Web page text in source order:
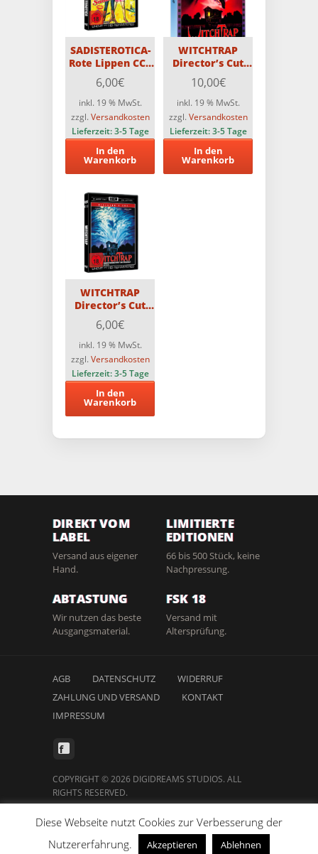
SADISTEROTICA-
Rote Lippen CCC
DVD
6,00€
inkl. 19 % MwSt.
zzgl. Versandkosten
Lieferzeit:3-5 Tage
In den
Warenkorb
WITCHTRAP
Director’s Cut
Astro Scanavo-
Edition
10,00€
inkl. 19 % MwSt.
zzgl. Versandkosten
Lieferzeit:3-5 Tage
In den
Warenkorb
WITCHTRAP
Director’s Cut
CCC DVD
6,00€
inkl. 19 % MwSt.
zzgl. Versandkosten
Lieferzeit:3-5 Tage
In den
Warenkorb
DIREKT VOM
LABEL
Versand aus eigener
Hand.
LIMITIERTE
EDITIONEN
66 bis 500 Stück, keine
Nachpressung.
ABTASTUNG
Wir nutzen das beste
Ausgangsmaterial.
FSK 18
Versand mit
Altersprüfung.
AGB DATENSCHUTZ
WIDERRUF
ZAHLUNG UND VERSAND
KONTAKT
IMPRESSUM
COPYRIGHT © 2026 DIGIDREAMS STUDIOS. ALL
RIGHTS RESERVED.
Vertrag widerrufen
Diese Webseite nutzt Cookies zur Verbesserung der
Nutzererfahrung.
Akzeptieren Ablehnen